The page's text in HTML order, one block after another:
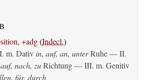
+adg(Indecl.)
I. m. Dativ in, auf, an, unterRuhe — II.
nach, zuRichtung — III. m. Genitiv
für, durch